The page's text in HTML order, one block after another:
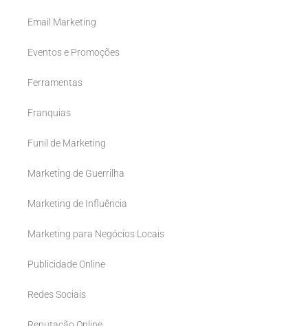
Email Marketing
Eventos e Promoções
Ferramentas
Franquias
Funil de Marketing
Marketing de Guerrilha
Marketing de Influência
Marketing para Negócios Locais
Publicidade Online
Redes Sociais